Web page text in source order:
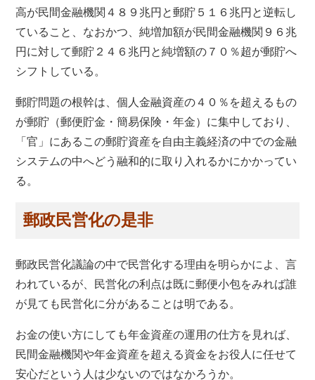
高が民間金融機関４８９兆円と郵貯５１６兆円と逆転し
ていること、なおかつ、純増加額が民間金融機関９６兆
円に対して郵貯２４６兆円と純増額の７０％超が郵貯へ
シフトしている。
郵貯問題の根幹は、個人金融資産の４０％を超えるもの
が郵貯（郵便貯金・簡易保険・年金）に集中しており、
「官」にあるこの郵貯資産を自由主義経済の中での金融
システムの中へどう融和的に取り入れるかにかかってい
る。
郵政民営化の是非
郵政民営化議論の中で民営化する理由を明らかによ、言
われているが、民営化の利点は既に郵便小包をみれば誰
が見ても民営化に分があることは明である。
お金の使い方にしても年金資産の運用の仕方を見れば、
民間金融機関や年金資産を超える資金をお役人に任せて
安心だという人は少ないのではなかろうか。